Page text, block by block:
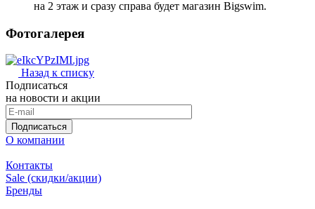
на 2 этаж и сразу справа будет магазин Bigswim.
Фотогалерея
Назад к списку
Подписаться
на новости и акции
Подписаться
О компании
Контакты
Sale (скидки/акции)
Бренды